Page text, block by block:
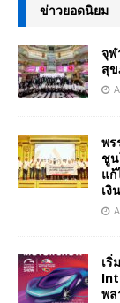
ข่าวยอดนิยม
จุฬ
สุข
พร
ชู
แ
เงิ
เ
พล